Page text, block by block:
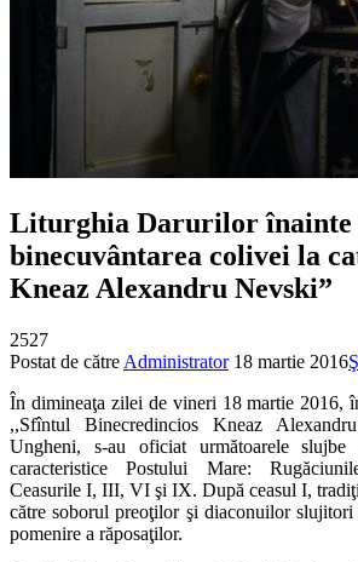
Liturghia Darurilor înainte
binecuvântarea colivei la
Kneaz Alexandru Nevski”
2527
Postat de către Administrator 18 martie 2016
În dimineaţa zilei de vineri 18 martie 2016,
,,Sfîntul Binecredincios Kneaz
Ungheni, s-au oficiat următoarele slujbe
caracteristice Postului Mare:
Ceasurile I, III, VI şi IX. După ceasul I,
către soborul preoţilor şi diaconuilor slujitori
pomenire a răposaţilor.